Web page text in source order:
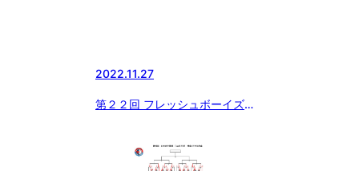
2022.11.27
第２２回 フレッシュボーイズ東